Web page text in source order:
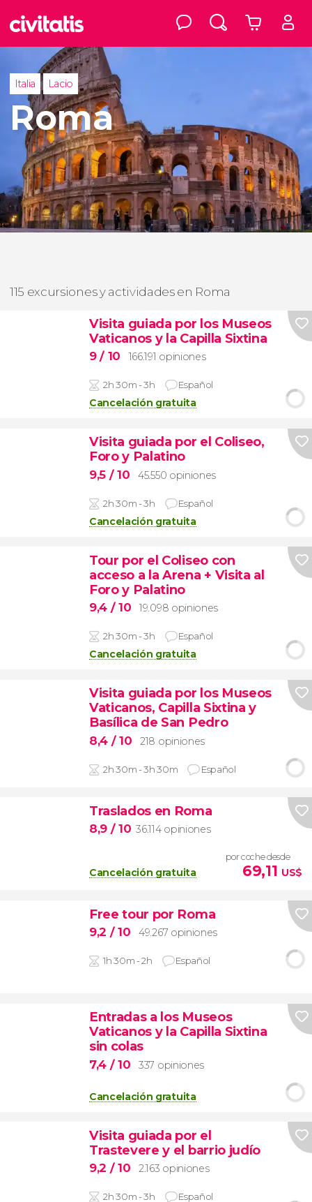
Italia Lacio
Roma
115 excursiones y actividades en Roma
Visita guiada por los Museos
Vaticanos y la Capilla Sixtina
9/ 10 166.191 opiniones
2h 30m - 3h Español
Cancelación gratuita
Visita guiada por el Coliseo,
Foro y Palatino
9,5 / 10 45.550 opiniones
2h 30m - 3h Español
Cancelación gratuita
Tour por el Coliseo con
acceso a la Arena + Visita al
Foro y Palatino
9,4 / 10 19.098 opiniones
2h 30m - 3h Español
Cancelación gratuita
Visita guiada por los Museos
Vaticanos, Capilla Sixtina y
Basílica de San Pedro
8,4 / 10 218 opiniones
2h 30m - 3h 30m Español
Traslados en Roma
8,9 / 10 36.114 opiniones
Cancelación gratuita
por coche desde
69,11 US$
Free tour por Roma
9,2 / 10 49.267 opiniones
1h 30m - 2h Español
Entradas a los Museos
Vaticanos y la Capilla Sixtina
sin colas
7,4 / 10 337 opiniones
Cancelación gratuita
Visita guiada por el
Trastevere y el barrio judío
9,2 / 10 2.163 opiniones
2h 30m - 3h Español